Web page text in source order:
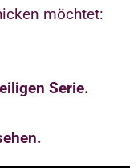
möchtet:
Serie.